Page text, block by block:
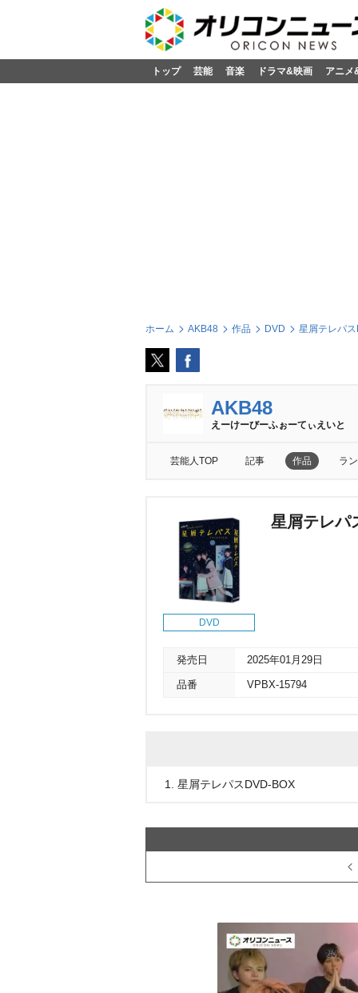
トップ 芸能 音楽 ドラマ&映画 アニメ
ホーム AKB48 作品 DVD 星屑テレパ
AKB48
えーけーびーふぉーてぃえいと
芸能人TOP 記事 作品 ラ
DVD
星屑テレパ
発売日 2025年01月29日
品番 VPBX-15794
1. 星屑テレパスDVD-BOX